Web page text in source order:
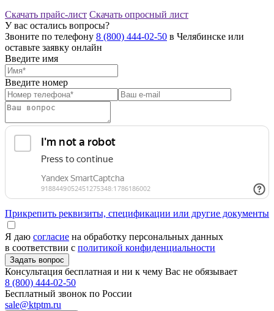
Скачать прайс-лист Скачать опросный лист
У вас остались вопросы?
Звоните по телефону 8 (800) 444-02-50 в Челябинске или
оставьте заявку онлайн
Введите имя
Введите номер
Прикрепить реквизиты, спецификации или другие документы
Я даю согласие на обработку персональных данных
в соответствии с политикой конфиденциальности
Консультация бесплатная и ни к чему Вас не обязывает
8 (800) 444-02-50
Бесплатный звонок по России
sale@ktptm.ru